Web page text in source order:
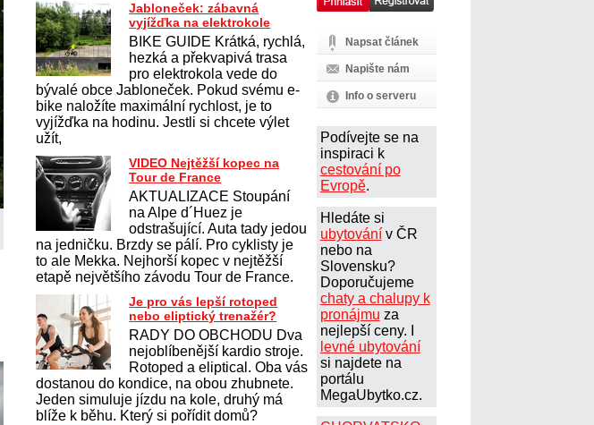
Napsat článek
Napište nám
Info o serveru
Podívejte se na
inspiraci k
cestování po
Evropě.
Hledáte si
ubytovánív ČR
nebo na
Slovensku?
Doporučujeme
chaty a chalupy k
pronájmu za
nejlepší ceny. I
levné ubytování
si najdete na
portálu
MegaUbytko.cz.
Jabloneček: zábavná
vyjížďka na elektrokole
BIKE GUIDE Krátká, rychlá,
hezká a překvapivá trasa
pro elektrokola vede do
bývalé obce Jabloneček. Pokud svému e-
bike naložíte maximální rychlost, je to
vyjížďka na hodinu. Jestli si chcete výlet
užít,
VIDEO Nejtěžší kopec na
Tour de France
AKTUALIZACE Stoupání
na Alpe d´Huez je
odstrašující. Auta tady jedou
na jedničku. Brzdy se pálí. Pro cyklisty je
to ale Mekka. Nejhorší kopec v nejtěžší
etapě největšího závodu Tour de France.
Je pro vás lepší rotoped
nebo eliptický trenažér?
RADY DO OBCHODU Dva
nejoblíbenější kardio stroje.
Rotoped a eliptical. Oba vás
dostanou do kondice, na obou zhubnete.
Jeden simuluje jízdu na kole, druhý má
blíže k běhu. Který si pořídit domů?